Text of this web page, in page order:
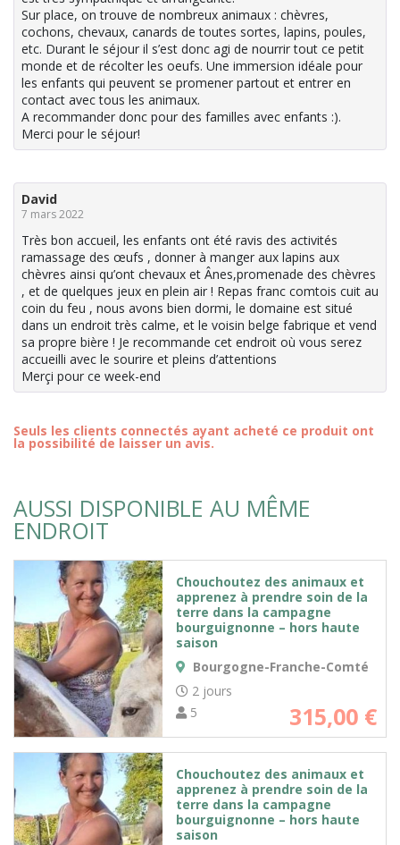
Sur place, on trouve de nombreux animaux : chèvres,
cochons, chevaux, canards de toutes sortes, lapins, poules,
etc. Durant le séjour il s’est donc agi de nourrir tout ce petit
monde et de récolter les oeufs. Une immersion idéale pour
les enfants qui peuvent se promener partout et entrer en
contact avec tous les animaux.
A recommander donc pour des familles avec enfants :).
Merci pour le séjour!
David
7 mars 2022
Très bon accueil, les enfants ont été ravis des activités
ramassage des œufs , donner à manger aux lapins aux
chèvres ainsi qu’ont chevaux et Ânes,promenade des chèvres
, et de quelques jeux en plein air ! Repas franc comtois cuit au
coin du feu , nous avons bien dormi, le domaine est situé
dans un endroit très calme, et le voisin belge fabrique et vend
sa propre bière ! Je recommande cet endroit où vous serez
accueilli avec le sourire et pleins d’attentions
Merçi pour ce week-end
Seuls les clients connectés ayant acheté ce produit ont
la possibilité de laisser un avis.
AUSSI DISPONIBLE AU MÊME
ENDROIT
Chouchoutez des animaux et
apprenez à prendre soin de la
terre dans la campagne
bourguignonne – hors haute
saison
Bourgogne-Franche-Comté
2 jours
5
315,00 €
Chouchoutez des animaux et
apprenez à prendre soin de la
terre dans la campagne
bourguignonne – hors haute
saison